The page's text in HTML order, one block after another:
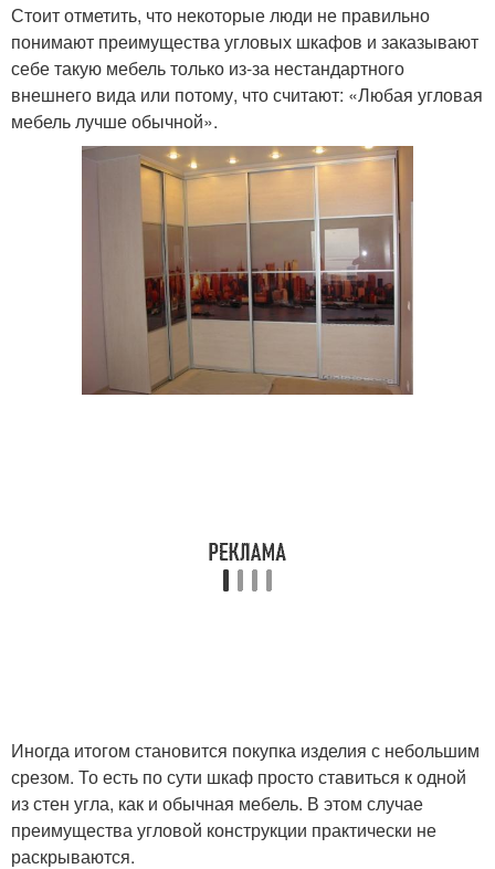
Стоит отметить, что некоторые люди не правильно
понимают преимущества угловых шкафов и заказывают
себе такую мебель только из-за нестандартного
внешнего вида или потому, что считают: «Любая угловая
мебель лучше обычной».
Иногда итогом становится покупка изделия с небольшим
срезом. То есть по сути шкаф просто ставиться к одной
из стен угла, как и обычная мебель. В этом случае
преимущества угловой конструкции практически не
раскрываются.